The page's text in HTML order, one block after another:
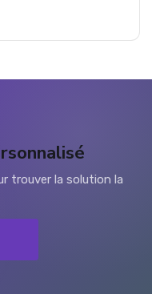
trouver la solution la